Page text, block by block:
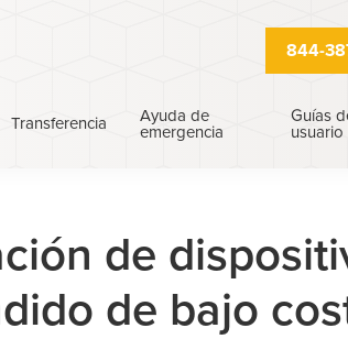
844-
Transferencia
Ayuda de
emergencia
Guías
usuario
de
de bajo